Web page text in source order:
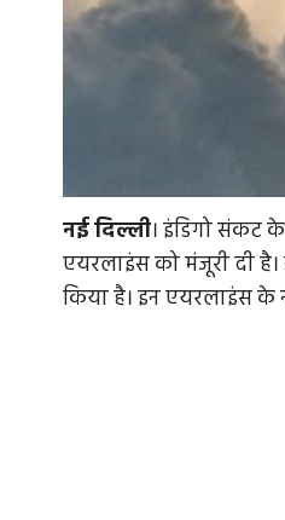
नईदिल्ली। इंडिगो संकट
एयरलाइंस को मंजूरी दी है।
किया है। इन एयरलाइंस